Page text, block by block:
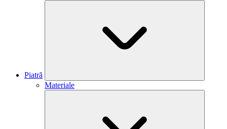
Piatră
Materiale